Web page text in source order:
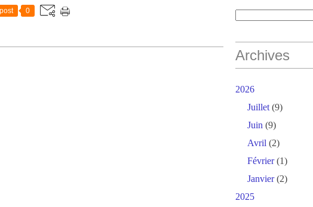
0
Archives
2026
Juillet (9)
Juin (9)
Avril (2)
Février(1)
Janvier(2)
2025